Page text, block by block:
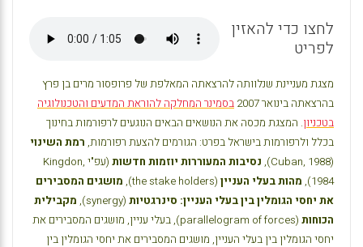
A
p
o
k
לחצו כדי להאזין
לפריט
מצגת מעניינת שנלוותה להרצאתה המאלפת של פרופסור מרים בן פרץ
בהרצאתה בינואר 2007
בסמינר המחלקה להוראת המדעים והטכנולוגיה
בטכניון. המצגת מכסה את הנושאים הבאים הנוגעים לרפורמות בחינוך
בכלל ולרפורמות בישראל בפרט: הגורמים להצעת רפורמות, רמת השינוי
(Cuban, 1988)
, נסיבות המעוררות יוזמות חדשות (עפ"י Kingdon,
1984
), מהות בעלי העניין (
the stake holders
), מושגים המסבירים
את יחסי הגומלין בין בעלי העניין: סינרגטיות (
synergy
), מקבילית
הכוחות (
parallelogram of forces
),בעלי עניין, מושגים המסבירים את
יחסי הגומלין בין בעלי העניין, מושגים המסבירים את יחסי הגומלין בין